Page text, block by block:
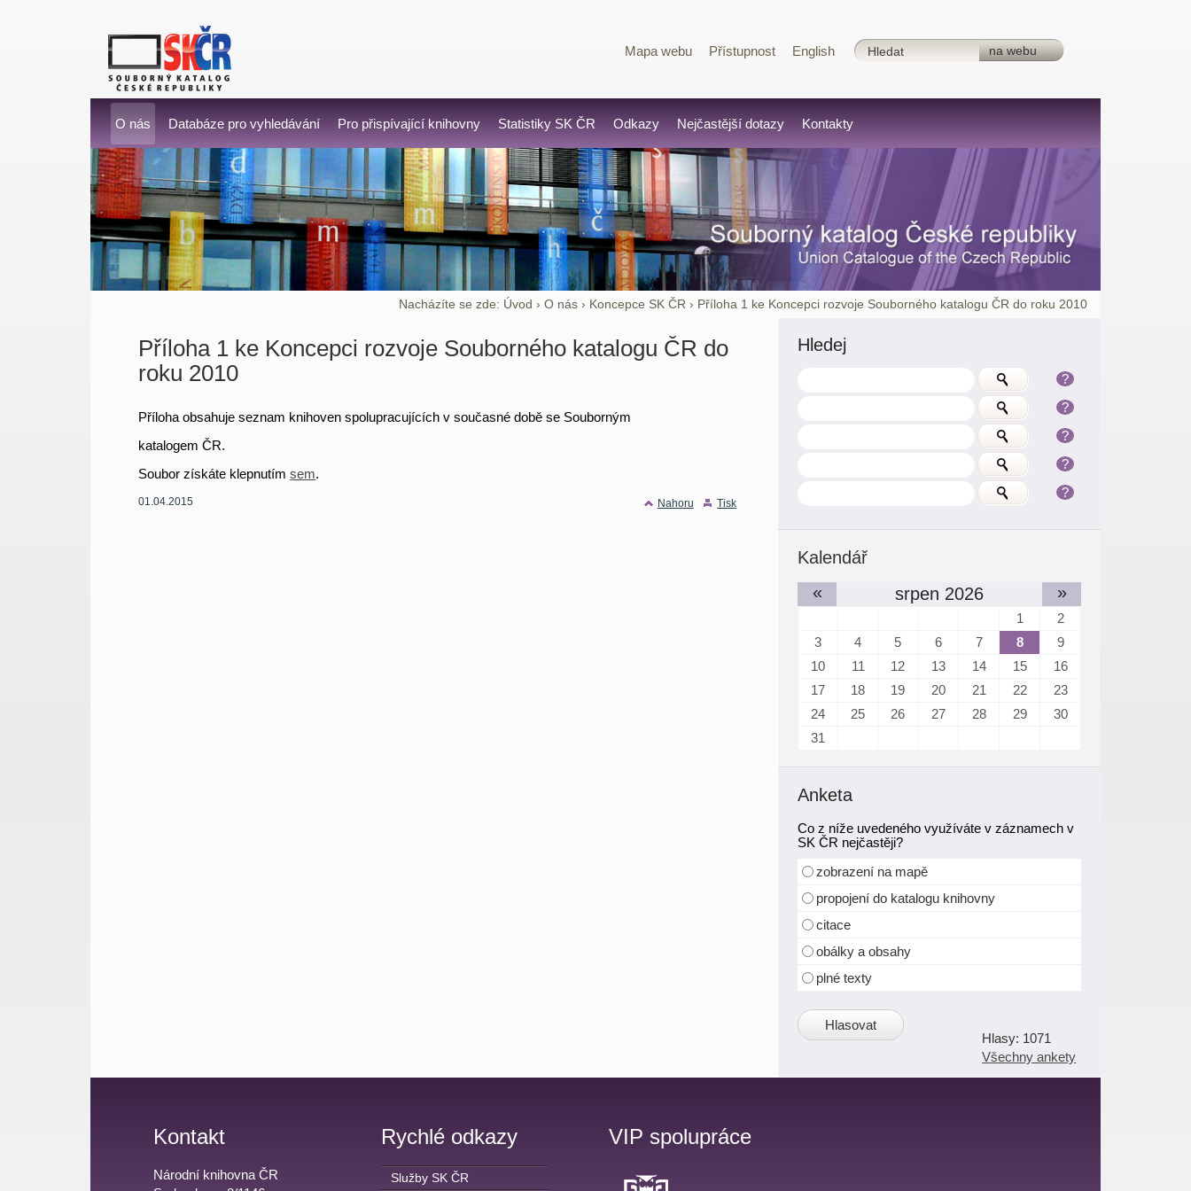
Mapa webu Přístupnost English
O nás Databáze pro vyhledávání Pro přispívající knihovny Statistiky SK ČR Odkazy Nejčastější dotazy Kontakty
Nacházíte se zde: Úvod ›O nás › Koncepce SK ČR › Příloha 1 ke Koncepci rozvoje Souborného katalogu ČR do roku 2010
Příloha 1 ke Koncepci rozvoje Souborného katalogu ČR do
roku 2010
Příloha obsahuje seznam knihoven spolupracujících v současné době se Souborným
katalogem ČR.
Soubor získáte klepnutímsem.
Nahoru Tisk
01.04.2015
Hledej
?
?
?
?
?
Kalendář
«
srpen 2026 »
1
2
3
4 5 6 7 8
9
10
11 12 13 14 15
16
17
18 19 20 21 22
23
24
25 26 27 28 29
30
31
Anketa
Co z níže uvedeného využíváte v záznamech v
SK ČR nejčastěji?
zobrazení na mapě
propojení do katalogu knihovny
citace
obálky a obsahy
plné texty
1071
Všechny ankety
Kontakt
Národní knihovna ČR
Rychlé odkazy
Služby SK ČR
VIP spolupráce